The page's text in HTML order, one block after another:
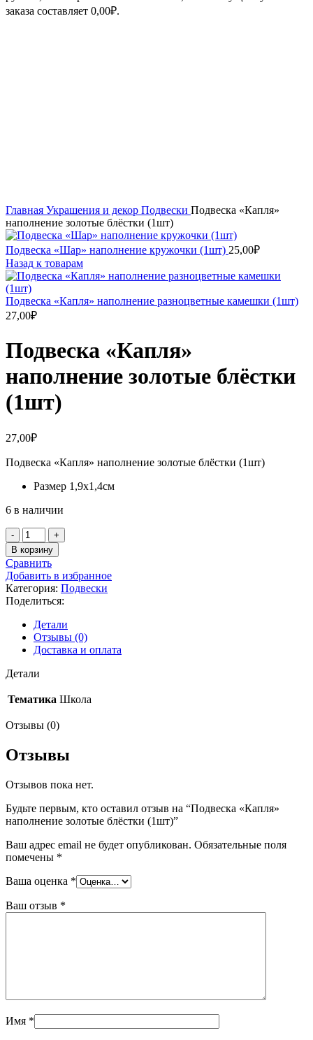
заказа составляет 0,00₽.
Главная Украшения и декор Подвески Подвеска «Капля»
наполнение золотые блёстки (1шт)
Подвеска «Шар» наполнение кружочки (1шт) 25,00₽
Назад к товарам
Подвеска «Капля» наполнение разноцветные камешки (1шт)
27,00₽
Подвеска «Капля»
наполнение золотые блёстки
(1шт)
27,00₽
Подвеска «Капля» наполнение золотые блёстки (1шт)
Размер 1,9х1,4см
6 в наличии
Количество
товара
Подвеска
«Капля»
наполнение
золотые
блёстки
(1шт)
В корзину
Сравнить
Добавить в избранное
Категория: Подвески
Поделиться:
Детали
Отзывы (0)
Доставка и оплата
Детали
Тематика Школа
Отзывы (0)
Отзывы
Отзывов пока нет.
Будьте первым, кто оставил отзыв на “Подвеска «Капля»
наполнение золотые блёстки (1шт)”
Ваш адрес email не будет опубликован. Обязательные поля
помечены *
Ваша оценка *
Ваш отзыв *
Имя *